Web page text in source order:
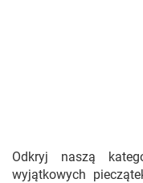
Odkryj naszą
wyjątkowych